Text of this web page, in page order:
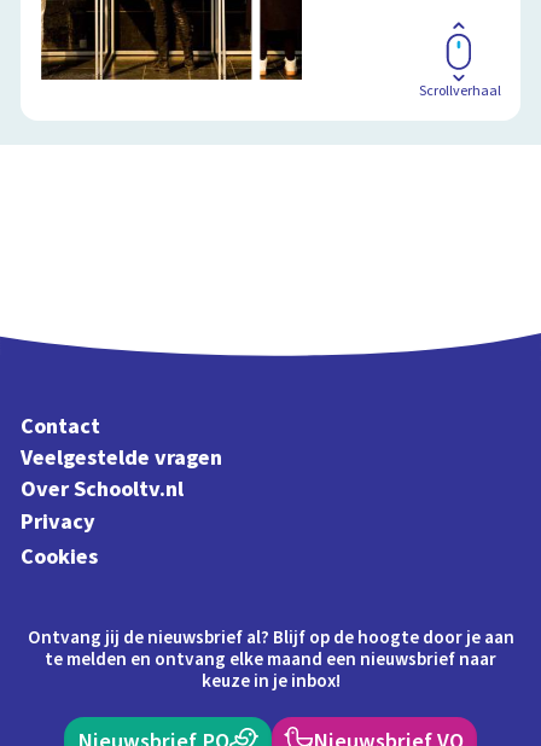
Scrollverhaal
Contact
Veelgestelde vragen
Over Schooltv.nl
Privacy
Cookies
Ontvang jij de nieuwsbrief al? Blijf op de hoogte door je aan
te melden en ontvang elke maand een nieuwsbrief naar
keuze in je inbox!